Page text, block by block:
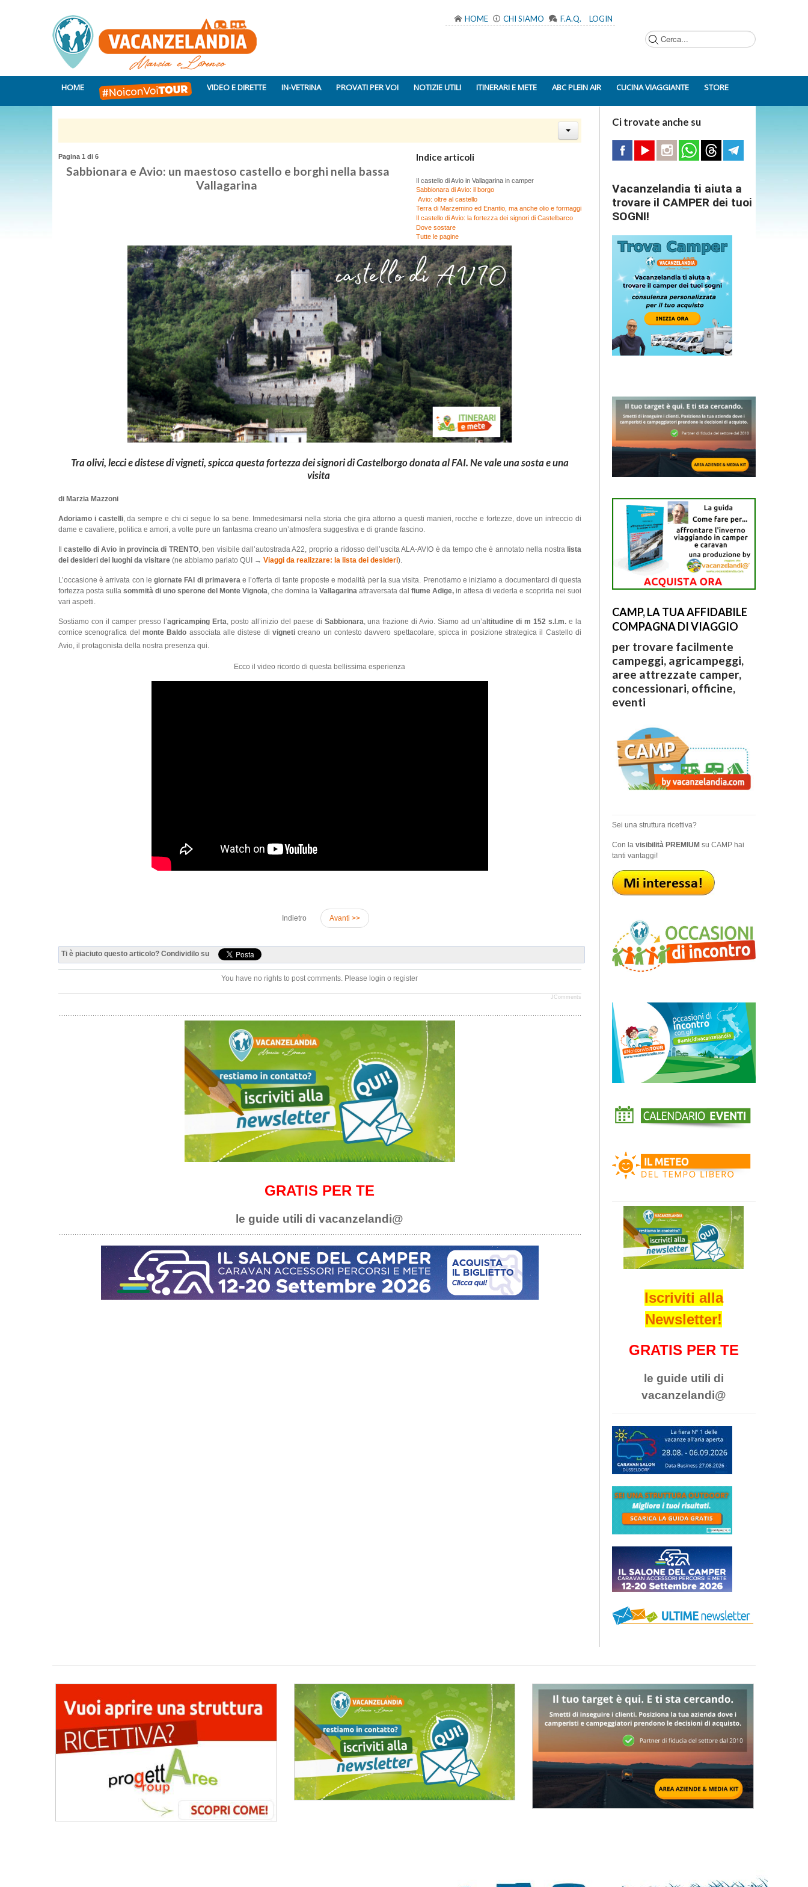
HOME CHI SIAMO F.A.Q. LOGIN
HOME VIDEO E DIRETTE IN-VETRINA PROVATI PER VOI NOTIZIE UTILI ITINERARI E METE ABC PLEIN AIR CUCINA VIAGGIANTE STORE
Indice articoli
Il castello di Avio in Vallagarina in camper
Sabbionara di Avio: il borgo
Avio: oltre al castello
Terra di Marzemino ed Enantio, ma anche olio e formaggi
Il castello di Avio: la fortezza dei signori di Castelbarco
Dove sostare
Tutte le pagine
Pagina 1 di 6
Sabbionara e Avio: un maestoso castello e borghi nella bassa
Vallagarina
Tra olivi, lecci e distese di vigneti, spicca questa fortezza dei signori di Castelborgo donata al FAI. Ne vale una sosta e una
visita
di Marzia Mazzoni
Adoriamo i castelli, da sempre e chi ci segue lo sa bene. Immedesimarsi nella storia che gira attorno a questi manieri, rocche e fortezze, dove un intreccio di
dame e cavaliere, politica e amori, a volte pure un fantasma creano un’atmosfera suggestiva e di grande fascino.
Ilcastello di Avio in provincia di TRENTO, ben visibile dall’autostrada A22, proprio a ridosso dell’uscita ALA-AVIO è da tempo che è annotato nella nostra lista
dei desideri dei luoghi da visitare (ne abbiamo parlato QUI → Viaggi da realizzare: la lista dei desideri).
L’occasione è arrivata con legiornate FAI di primaverae l’offerta di tante proposte e modalità per la sua visita. Prenotiamo e iniziamo a documentarci di questa
fortezza posta sulla sommità di uno sperone del Monte Vignola , che domina la Vallagarina attraversata dal fiume Adige, in attesa di vederla e scoprirla nei suoi
vari aspetti.
Sostiamo con il camper presso l’agricamping Erta , posto all’inizio del paese di Sabbionara , una frazione di Avio. Siamo ad un’altitudine di m 152 s.l.m.e la
cornice scenografica del monte Baldo associata alle distese divigneti creano un contesto davvero spettacolare, spicca in posizione strategica il Castello di
Avio, il protagonista della nostra presenza qui.
Ecco il video ricordo di questa bellissima esperienza
Indietro Avanti >>
Ti è piaciuto questo articolo? Condividilo su
You have no rights to post comments. Please login o register
JComments
GRATIS PER TE
le guide utili di vacanzelandi@
Ci trovate anche su
Vacanzelandia ti aiuta a
trovare il CAMPER dei tuoi
SOGNI!
CAMP, LA TUA AFFIDABILE
COMPAGNA DI VIAGGIO
per trovare facilmente
campeggi, agricampeggi,
aree attrezzate camper,
concessionari, officine,
eventi
Sei una struttura ricettiva?
Con la visibilità PREMIUMsu CAMP hai
tanti vantaggi!
Iscriviti alla
Newsletter!
GRATIS PER TE
le guide utili di
vacanzelandi@